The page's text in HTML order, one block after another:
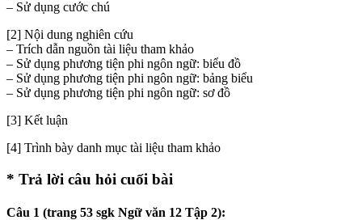
– Sử dụng cước chú
[2] Nội dung nghiên cứu
– Trích dẫn nguồn tài liệu tham khảo
– Sử dụng phương tiện phi ngôn ngữ: biểu đồ
– Sử dụng phương tiện phi ngôn ngữ: bảng biểu
– Sử dụng phương tiện phi ngôn ngữ: sơ đồ
[3] Kết luận
[4] Trình bày danh mục tài liệu tham khảo
* Trả lời câu hỏi cuối bài
Câu 1 (trang 53 sgk Ngữ văn 12 Tập 2):